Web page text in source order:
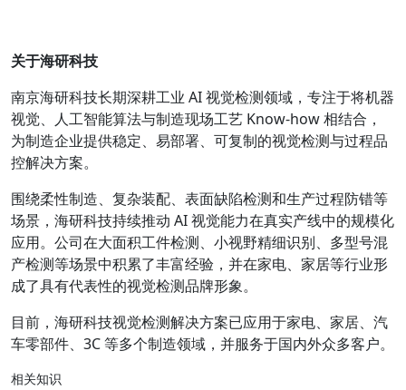
关于海研科技
南京海研科技长期深耕工业 AI 视觉检测领域，专注于将机器
视觉、人工智能算法与制造现场工艺 Know-how 相结合，
为制造企业提供稳定、易部署、可复制的视觉检测与过程品
控解决方案。
围绕柔性制造、复杂装配、表面缺陷检测和生产过程防错等
场景，海研科技持续推动 AI 视觉能力在真实产线中的规模化
应用。公司在大面积工件检测、小视野精细识别、多型号混
产检测等场景中积累了丰富经验，并在家电、家居等行业形
成了具有代表性的视觉检测品牌形象。
目前，海研科技视觉检测解决方案已应用于家电、家居、汽
车零部件、3C 等多个制造领域，并服务于国内外众多客户。
相关知识